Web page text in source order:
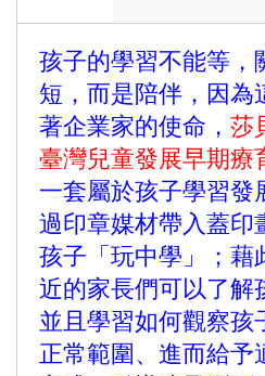
孩子的學習不能等，
短，而是陪伴，因為
著企業家的使命， 莎
臺灣兒童發展早期療
一套屬於孩子學習發
過印章媒材帶入蓋印
孩子「玩中學」；藉
近的家長們可以了解
並且學習如何觀察孩
正常範圍、進而給予